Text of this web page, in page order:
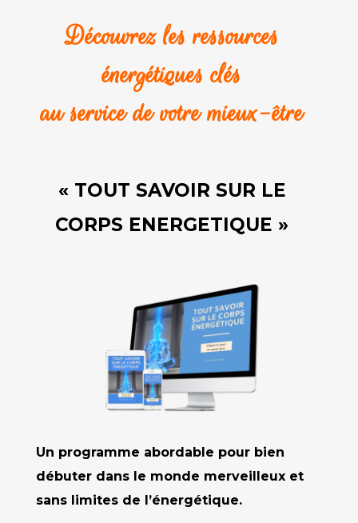
Découvrez les ressources
énergétiques clés
au service de votre mieux-être
« TOUT SAVOIR SUR LE
CORPS ENERGETIQUE »
Un programme abordable pour bien
débuter dans le monde merveilleux et
sans limites de l’énergétique.